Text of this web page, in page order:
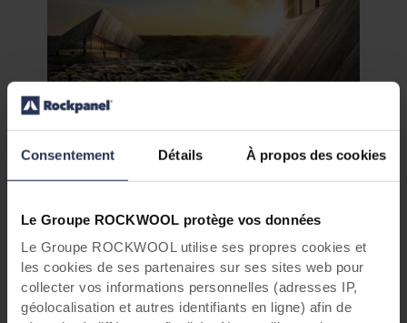
Consentement Détails À propos des cookies
Le Groupe ROCKWOOL protège vos données
Le Groupe ROCKWOOL utilise ses propres cookies et
les cookies de ses partenaires sur ses sites web pour
collecter vos informations personnelles (adresses IP,
géolocalisation et autres identifiants en ligne) afin de
de façade naturel et pérenne
La viabilité est notre priorité. Pour nos panneaux
de façade, nous utilisons le basalte — un
matériau naturel qui n’épuise pas les ressources
de la planète.